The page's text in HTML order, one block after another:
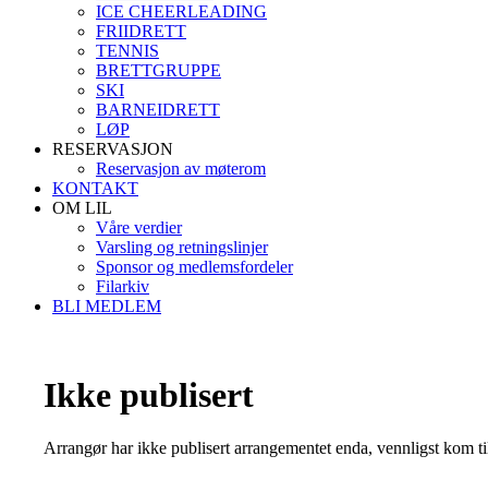
ICE CHEERLEADING
FRIIDRETT
TENNIS
BRETTGRUPPE
SKI
BARNEIDRETT
LØP
RESERVASJON
Reservasjon av møterom
KONTAKT
OM LIL
Våre verdier
Varsling og retningslinjer
Sponsor og medlemsfordeler
Filarkiv
BLI MEDLEM
Ikke publisert
Arrangør har ikke publisert arrangementet enda, vennligst kom